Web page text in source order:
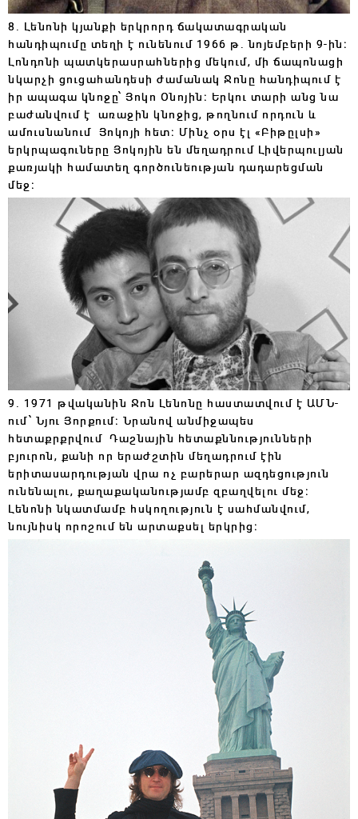
8. Լենոնի կյանքի երկրորդ ճակատագրական
հանդիպումը տեղի է ունենում 1966 թ․ նոյեմբերի 9-ին։
Լոնդոնի պատկերասրահներից մեկում, մի ճապոնացի
նկարչի ցուցահանդեսի ժամանակ Ջոնը հանդիպում է
իր ապագա կնոջը՝ Յոկո Օնոյին։ Երկու տարի անց նա
բաժանվում է առաջին կնոջից, թողնում որդուն և
ամուսնանում Յոկոյի հետ։ Մինչ օրս էլ «Բիթըլսի»
երկրպագուները Յոկոյին են մեղադրում Լիվերպուլյան
քառյակի համատեղ գործունեության դադարեցման
մեջ։
9. 1971 թվականին Ջոն Լենոնը հաստատվում է ԱՄՆ-
ում՝ Նյու Յորքում։ Նրանով անմիջապես
հետաքրքրվում Դաշնային հետաքննությունների
բյուրոն, քանի որ երաժշտին մեղադրում էին
երիտասարդության վրա ոչ բարերար ազդեցություն
ունենալու, քաղաքականությամբ զբաղվելու մեջ։
Լենոնի նկատմամբ հսկողություն է սահմանվում,
նույնիսկ որոշում են արտաքսել երկրից։